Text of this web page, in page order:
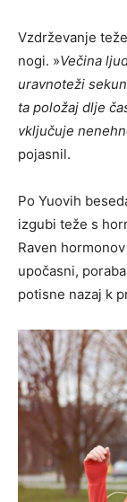
Vzdrževanje
nogi. »Večina
uravnoteži
ta položaj dlje
vključuje
pojasnil.
Po Yuovih
izgubi teže s
Raven
upočasni,
potisne nazaj k